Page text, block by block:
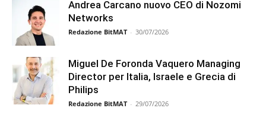
Andrea Carcano nuovo CEO di Nozomi
Networks
Redazione BitMAT - 30/07/2026
Miguel De Foronda Vaquero Managing
Director per Italia, Israele e Grecia di
Philips
Redazione BitMAT - 29/07/2026